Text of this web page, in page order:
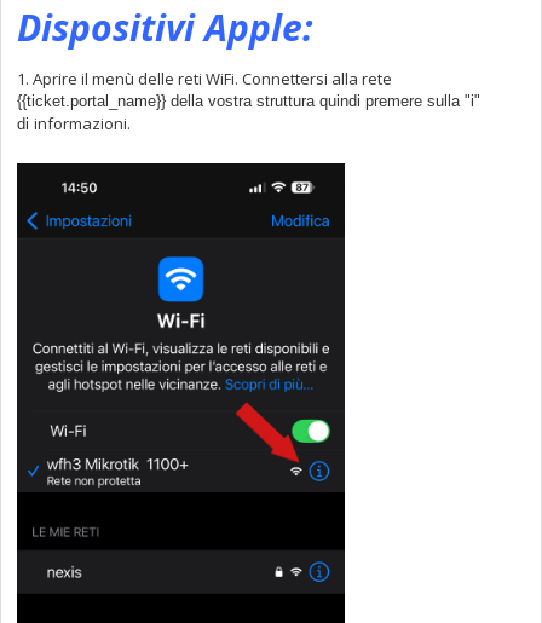
Dispositivi Apple:
1. Aprire il menù delle reti WiFi. Connettersi alla rete
{{ticket.portal_name}} della vostra struttura quindi premere sulla "i"
di informazioni.